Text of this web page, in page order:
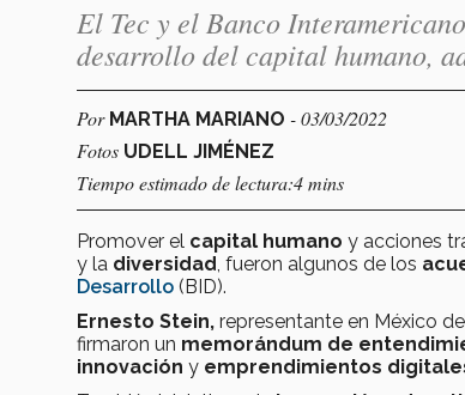
El Tec y el Banco
desarrollo del capital humano,
Por MARTHA MARIANO - 03/03/2022
Fotos UDELL JIMÉNEZ
Tiempo estimado de lectura:4 mins
Promover el capital humano y acciones
y la diversidad , fueron algunos de los
Desarrollo (BID).
Ernesto Stein, representante en México
firmaron un memorándum de
innovación y emprendimientos